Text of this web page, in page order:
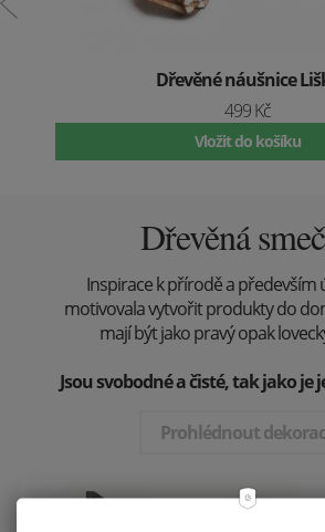
Dřevěné náušnice
499 Kč
Vložit do košíku
Dřevěná
Inspirace k přírodě a především
motivovala vytvořit produkty do
mají být jako pravý opak
Jsou svobodné a čisté, tak jako je
Prohlédnout